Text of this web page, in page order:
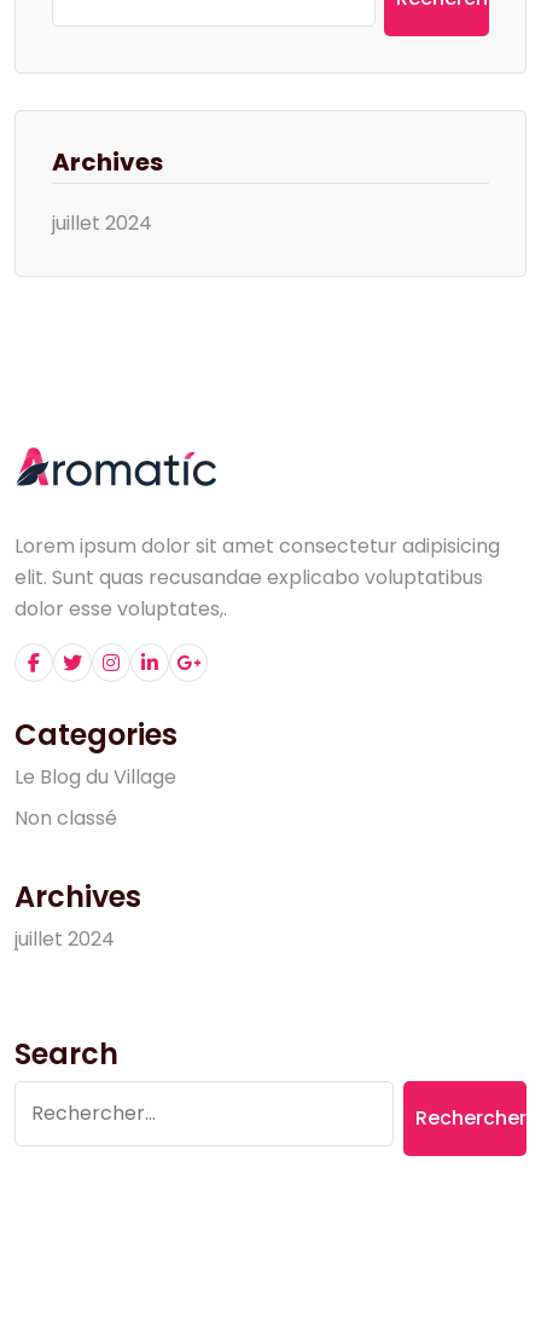
Archives
juillet 2024
Lorem ipsum dolor sit amet consectetur adipisicing
elit. Sunt quas recusandae explicabo voluptatibus
dolor esse voluptates,.
Categories
Le Blog du Village
Non classé
Archives
juillet 2024
Search